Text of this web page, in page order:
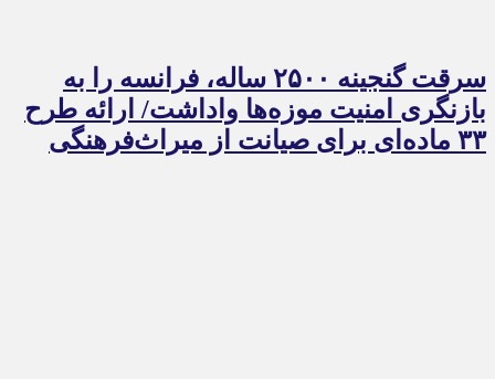
سرقت گنجینه ۲۵۰۰ ساله، فرانسه را به
بازنگری امنیت موزه‌ها واداشت/ ارائه طرح
۳۳ ماده‌ای برای صیانت از میراث‌فرهنگی